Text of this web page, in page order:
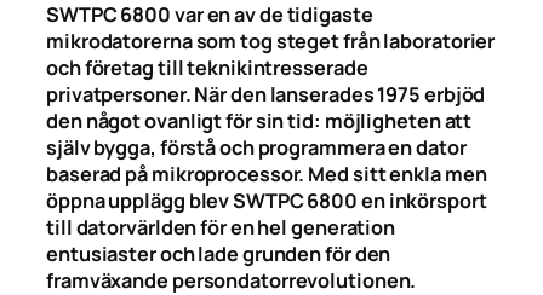
SWTPC 6800 var en av de tidigaste
mikrodatorerna som tog steget från laboratorier
och företag till teknikintresserade
privatpersoner. När den lanserades 1975 erbjöd
den något ovanligt för sin tid: möjligheten att
själv bygga, förstå och programmera en dator
baserad på mikroprocessor. Med sitt enkla men
öppna upplägg blev SWTPC 6800 en inkörsport
till datorvärlden för en hel generation
entusiaster och lade grunden för den
framväxande persondatorrevolutionen.